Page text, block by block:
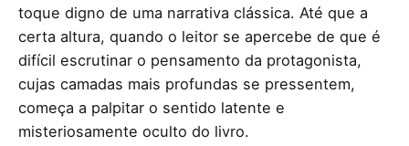
toque digno de uma narrativa clássica. Até que a
certa altura, quando o leitor se apercebe de que é
difícil escrutinar o pensamento da protagonista,
cujas camadas mais profundas se pressentem,
começa a palpitar o sentido latente e
misteriosamente oculto do livro.